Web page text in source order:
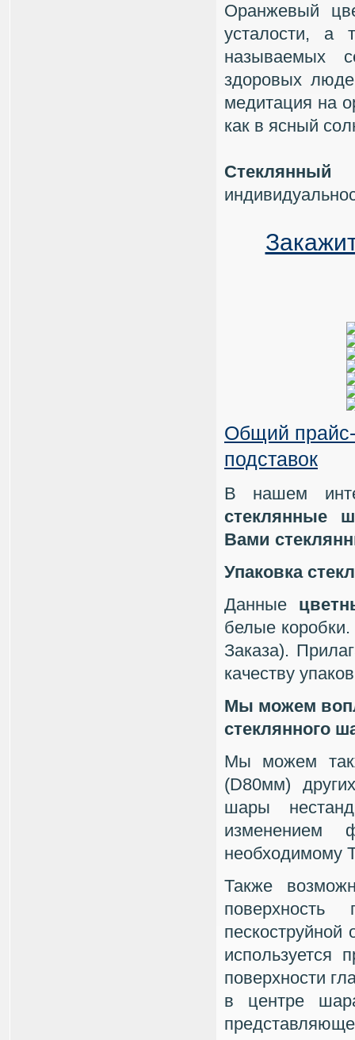
Оранжевый
усталости, а
называемых
здоровых
медитация на
как в ясный
Общий
подставок
В нашем
стеклянные
Вами
Упаковка
Данные
белые
Заказа).
качеству
Мы можем
стеклянного
Мы можем
(D80мм)
шары
изменением
необходимому
Также
используется
поверхности
в центре